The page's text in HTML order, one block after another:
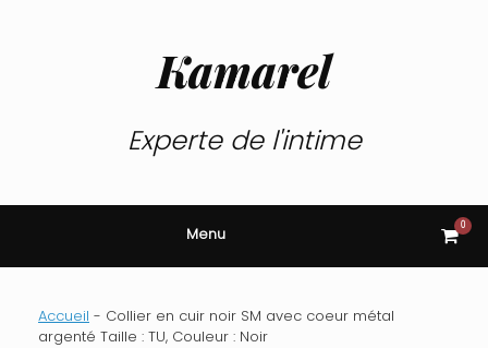
Kamarel
Experte de l'intime
Menu View
cart
0
Accueil - Collier en cuir noir SM avec coeur métal
argenté Taille : TU, Couleur : Noir